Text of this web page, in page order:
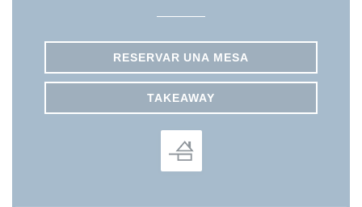
RESERVAR UNA MESA
TAKEAWAY